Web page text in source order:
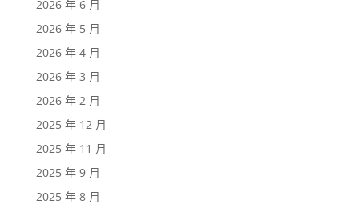
2026 年 6 月
2026 年 5 月
2026 年 4 月
2026 年 3 月
2026 年 2 月
2025 年 12 月
2025 年 11 月
2025 年 9 月
2025 年 8 月